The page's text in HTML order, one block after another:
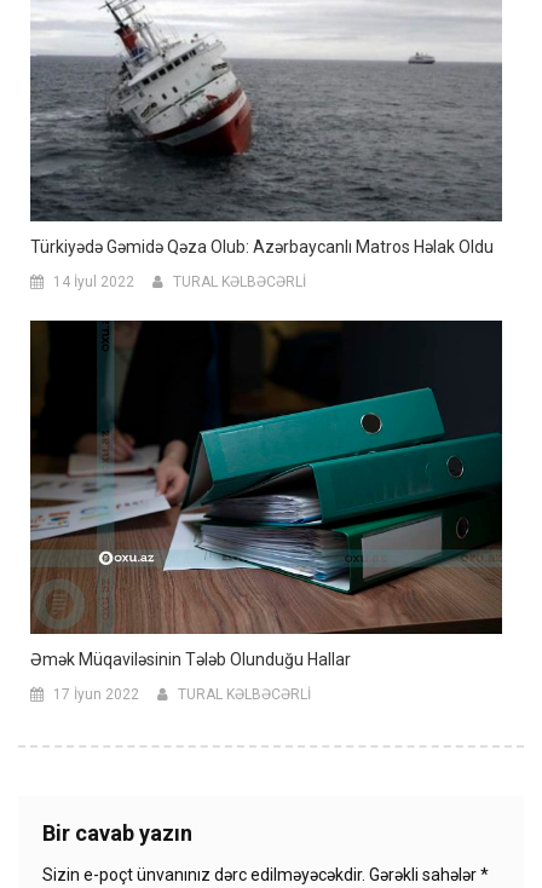
Türkiyədə Gəmidə Qəza Olub: Azərbaycanlı Matros Həlak Oldu
14 İyul 2022 TURAL KƏLBƏCƏRLİ
Əmək Müqaviləsinin Tələb Olunduğu Hallar
17 İyun 2022 TURAL KƏLBƏCƏRLİ
Bir cavab yazın
Sizin e-poçt ünvanınız dərc edilməyəcəkdir. Gərəkli sahələr*